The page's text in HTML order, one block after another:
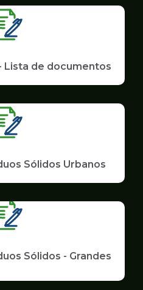
Lista de documentos
Sólidos Urbanos
Sólidos - Grandes